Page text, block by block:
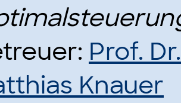
Prof.
Knauer